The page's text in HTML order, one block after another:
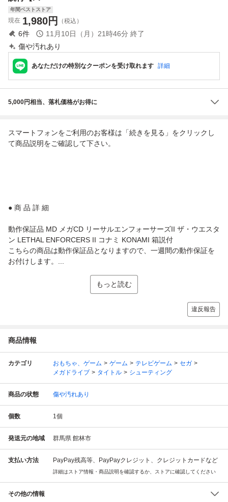
年間ベストストア
現在 1,980円 （税込）
6件 11月10日（月）21時46分 終了
傷や汚れあり
あなただけの特別なクーポンを受け取れます 詳細
5,000円相当、落札価格がお得に
スマートフォンをご利用のお客様は「続きを見る」をクリックし
て商品説明をご確認して下さい。
● 商 品 詳 細
動作保証品 MD メガCD リーサルエンフォーサーズII ザ・ウエスタ
ン LETHAL ENFORCERS II コナミ KONAMI 箱説付
こちらの商品は動作保証品となりますので、一週間の動作保証を
お付けします。...
もっと読む
違反報告
商品情報
カテゴリ おもちゃ、ゲーム ゲーム テレビゲーム
セガ
メガドライブ
タイトル シューティング
商品の状態 傷や汚れあり
個数 1個
発送元の地域 群馬県 館林市
支払い方法 PayPay残高等、PayPayクレジット、クレジットカードなど
詳細はストア情報・商品説明を確認するか、ストアに確認してください
その他の情報